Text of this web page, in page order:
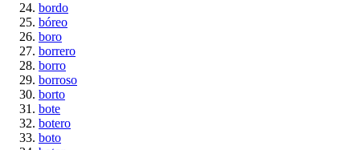
bordo
bóreo
boro
borrero
borro
borroso
borto
bote
botero
boto